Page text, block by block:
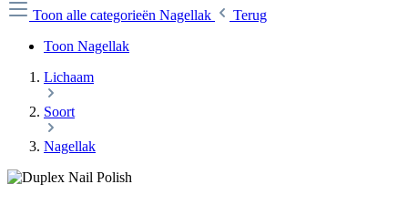
Toon alle categorieën Nagellak
Terug
Toon Nagellak
Lichaam
Soort
Nagellak